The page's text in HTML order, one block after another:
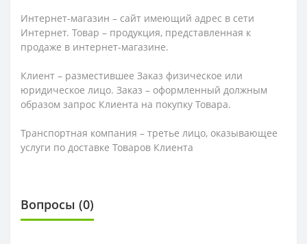
Интернет-магазин – сайт имеющий адрес в сети
Интернет. Товар – продукция, представленная к
продаже в интернет-магазине.
Клиент – разместившее Заказ физическое или
юридическое лицо. Заказ – оформленный должным
образом запрос Клиента на покупку Товара.
Транспортная компания – третье лицо, оказывающее
услуги по доставке Товаров Клиента
Вопросы (0)